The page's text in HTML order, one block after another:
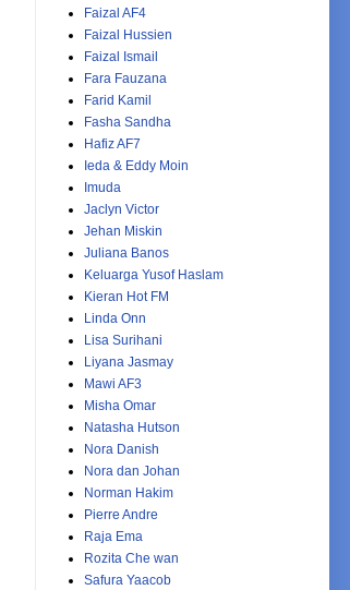
Faizal AF4
Faizal Hussien
Faizal Ismail
Fara Fauzana
Farid Kamil
Fasha Sandha
Hafiz AF7
Ieda & Eddy Moin
Imuda
Jaclyn Victor
Jehan Miskin
Juliana Banos
Keluarga Yusof Haslam
Kieran Hot FM
Linda Onn
Lisa Surihani
Liyana Jasmay
Mawi AF3
Misha Omar
Natasha Hutson
Nora Danish
Nora dan Johan
Norman Hakim
Pierre Andre
Raja Ema
Rozita Che wan
Safura Yaacob